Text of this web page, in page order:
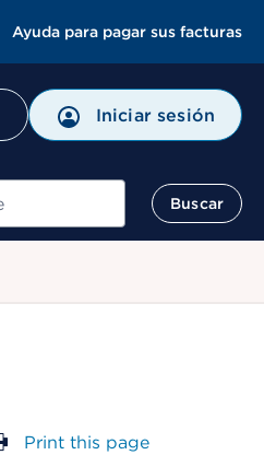
Ayuda para pagar sus facturas
Iniciar sesión
Buscar
Print this page